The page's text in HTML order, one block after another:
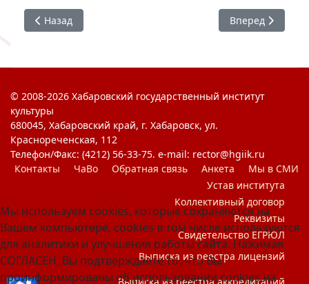
Предыдущий: #ХГИК : Я Горжусь. Открытка Победы
Назад Следующий:
Вперед
© 2008-2026 Хабаровский государственный институт
культуры
680045, Хабаровский край, г. Хабаровск, ул.
Краснореченская, 112
Телефон/Факс: (4212) 56-33-75. e-mail: rector@hgiik.ru
Контакты
ЧаВо Обратная связь Анкета
Мы в СМИ
Устав института
Коллективный договор
Реквизиты
Свидетельство ЕГРЮЛ
Выписка из реестра лицензий
Мы используем cookies, которые сохраняются на
Вашем компьютере, cookies в том числе используются
для аналитики и улучшения работы сайта. Нажимая
СОГЛАСЕН, Вы подтверждаете то, что Вы
проинформированы об использовании cookies на